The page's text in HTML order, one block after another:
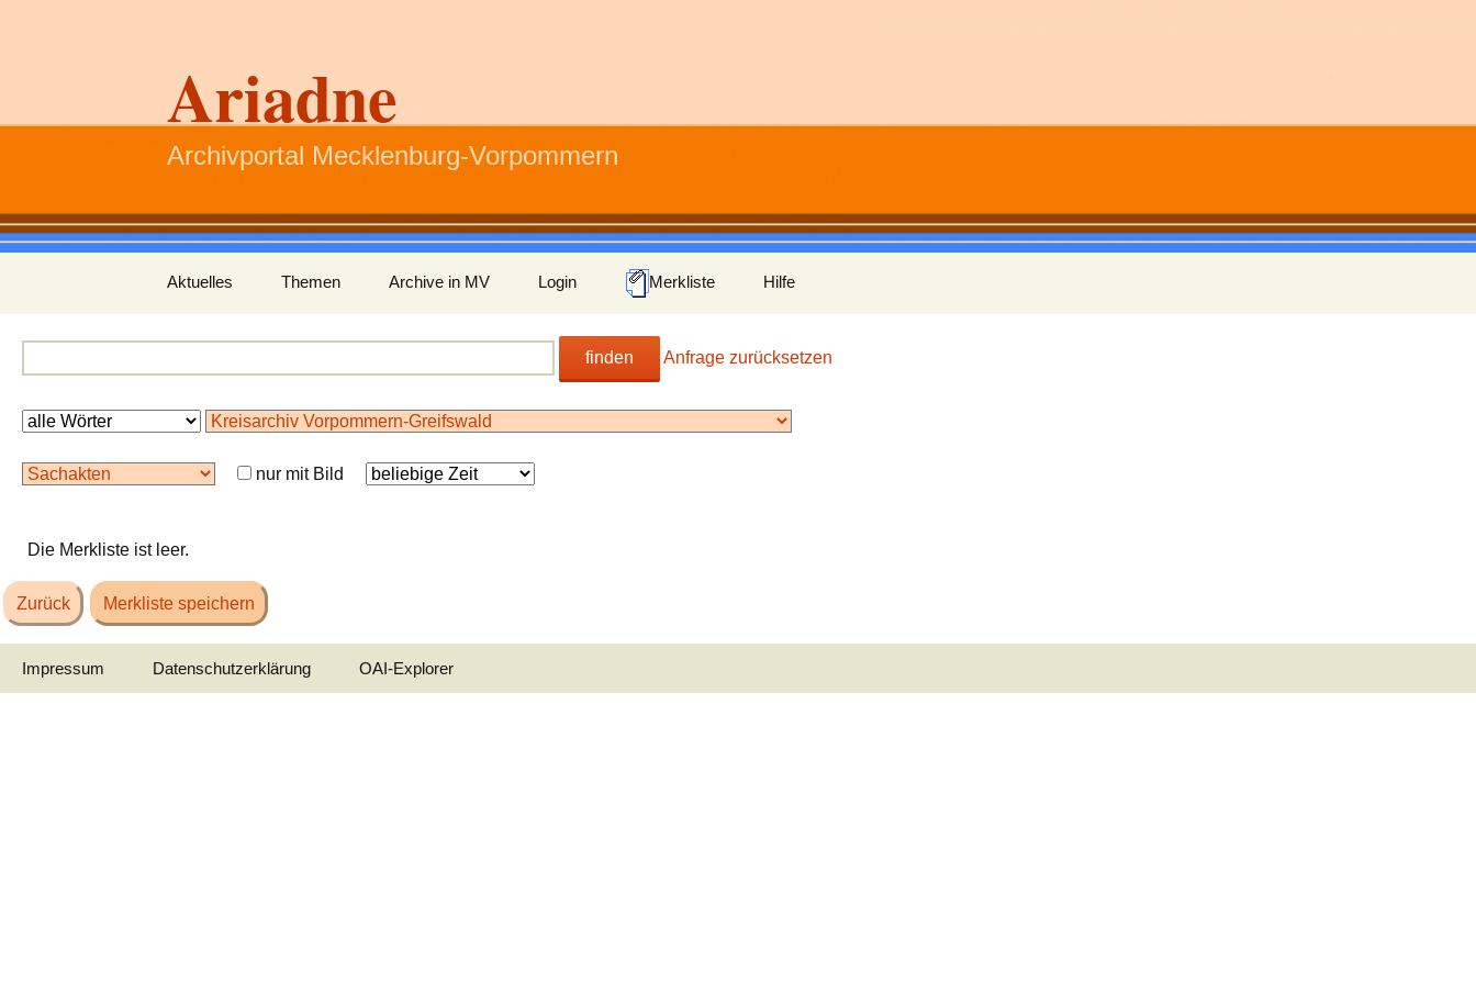
Ariadne
Archivportal Mecklenburg-Vorpommern
Inhalt
springen
Aktuelles Themen Archive in MV Login Merkliste Hilfe
finden Anfrage zurücksetzen
nur mit Bild
Die Merkliste ist leer.
Zurück Merkliste speichern
Impressum Datenschutzerklärung OAI-Explorer